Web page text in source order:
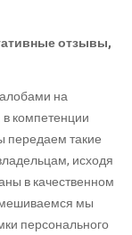
отзывы,
на
компетенции
передаем такие
исходя
в качественном
мы
персонального